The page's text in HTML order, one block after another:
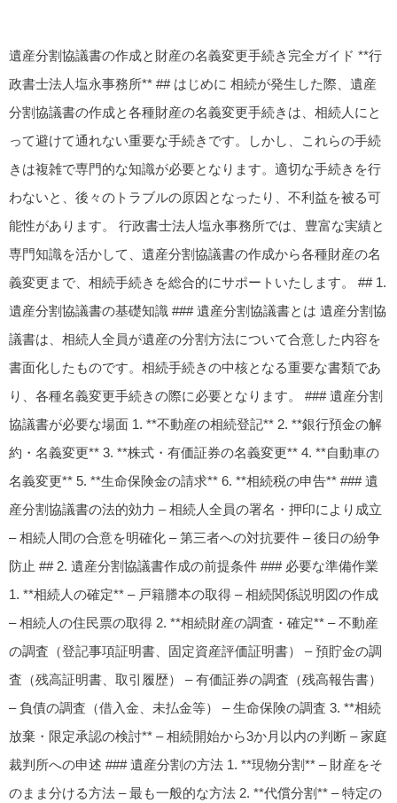
遺産分割協議書の作成と財産の名義変更手続き完全ガイド **行
政書士法人塩永事務所** ## はじめに 相続が発生した際、遺産
分割協議書の作成と各種財産の名義変更手続きは、相続人にと
って避けて通れない重要な手続きです。しかし、これらの手続
きは複雑で専門的な知識が必要となります。適切な手続きを行
わないと、後々のトラブルの原因となったり、不利益を被る可
能性があります。 行政書士法人塩永事務所では、豊富な実績と
専門知識を活かして、遺産分割協議書の作成から各種財産の名
義変更まで、相続手続きを総合的にサポートいたします。 ## 1.
遺産分割協議書の基礎知識 ### 遺産分割協議書とは 遺産分割協
議書は、相続人全員が遺産の分割方法について合意した内容を
書面化したものです。相続手続きの中核となる重要な書類であ
り、各種名義変更手続きの際に必要となります。 ### 遺産分割
協議書が必要な場面 1. **不動産の相続登記** 2. **銀行預金の解
約・名義変更** 3. **株式・有価証券の名義変更** 4. **自動車の
名義変更** 5. **生命保険金の請求** 6. **相続税の申告** ### 遺
産分割協議書の法的効力 – 相続人全員の署名・押印により成立
– 相続人間の合意を明確化 – 第三者への対抗要件 – 後日の紛争
防止 ## 2. 遺産分割協議書作成の前提条件 ### 必要な準備作業
1. **相続人の確定** – 戸籍謄本の取得 – 相続関係説明図の作成
– 相続人の住民票の取得 2. **相続財産の調査・確定** – 不動産
の調査（登記事項証明書、固定資産評価証明書） – 預貯金の調
査（残高証明書、取引履歴） – 有価証券の調査（残高報告書）
– 負債の調査（借入金、未払金等） – 生命保険の調査 3. **相続
放棄・限定承認の検討** – 相続開始から3か月以内の判断 – 家庭
裁判所への申述 ### 遺産分割の方法 1. **現物分割** – 財産をそ
のまま分ける方法 – 最も一般的な方法 2. **代償分割** – 特定の